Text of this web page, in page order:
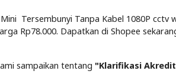
Mini Tersembunyi Tanpa Kabel 1080P
Rp78.000. Dapatkan di Shopee
sampaikan tentang "Klarifikasi